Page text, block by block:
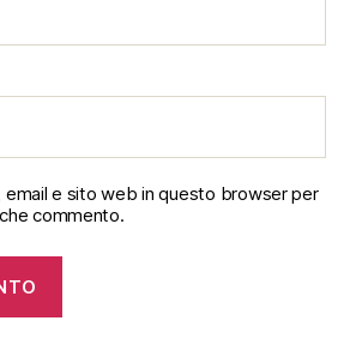
email e sito web in questo browser per
commento.